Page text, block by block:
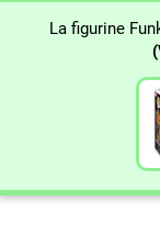
La figurine